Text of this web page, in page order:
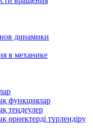
динамики
в механике
функциялар
теңдеулер
өрнектерді түрлендіру